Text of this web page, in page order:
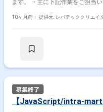
10ヶ月前・ 提供元: レバテッククリエイ
【JavaScript/intra-